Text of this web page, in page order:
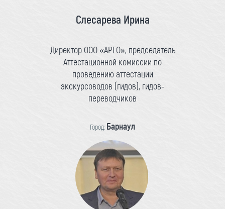
Слесарева Ирина
Директор ООО «АРГО», председатель
Аттестационной комиссии по
проведению аттестации
экскурсоводов (гидов), гидов-
переводчиков
Город: Барнаул